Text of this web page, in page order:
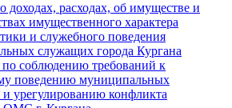
доходах, расходах, об имуществе и
имущественного характера
и служебного поведения
служащих города Кургана
соблюдению требований к
поведению муниципальных
урегулированию конфликта